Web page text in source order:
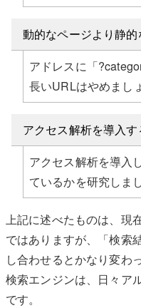
動的なページより静
アドレスに「
長いURLはやめまし
アクセス解析を導入す
アクセス解析を導入
ているかを研究しま
上記に述べたものは、現
ではありますが、「検索
し合わせるとかなり変わ
検索エンジンは、日々ア
です。